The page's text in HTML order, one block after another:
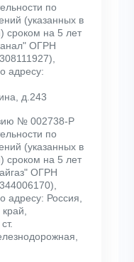
по
(указанных в
сроком на 5 лет
ОГРН
адресу:
д.243
№ 002738-Р
по
(указанных в
сроком на 5 лет
ОГРН
адресу: Россия,